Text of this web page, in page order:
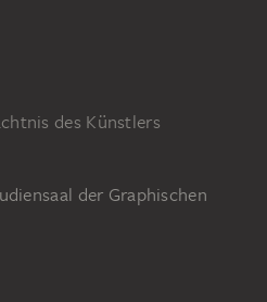
des Künstlers
der Graphischen